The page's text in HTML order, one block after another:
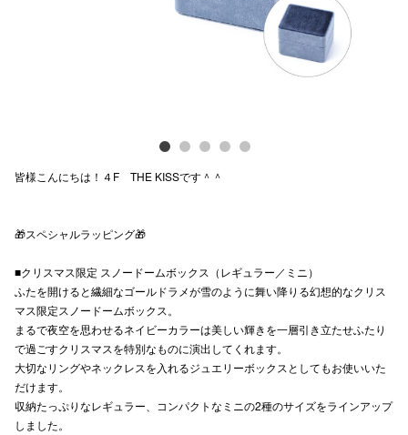
皆様こんにちは！４F THE KISSです＾＾
🎁スペシャルラッピング🎁
■クリスマス限定 スノードームボックス（レギュラー／ミニ）
ふたを開けると繊細なゴールドラメが雪のように舞い降りる幻想的なクリス
マス限定スノードームボックス。
まるで夜空を思わせるネイビーカラーは美しい輝きを一層引き立たせふたり
で過ごすクリスマスを特別なものに演出してくれます。
大切なリングやネックレスを入れるジュエリーボックスとしてもお使いいた
だけます。
収納たっぷりなレギュラー、コンパクトなミニの2種のサイズをラインアップ
しました。
公式SNS